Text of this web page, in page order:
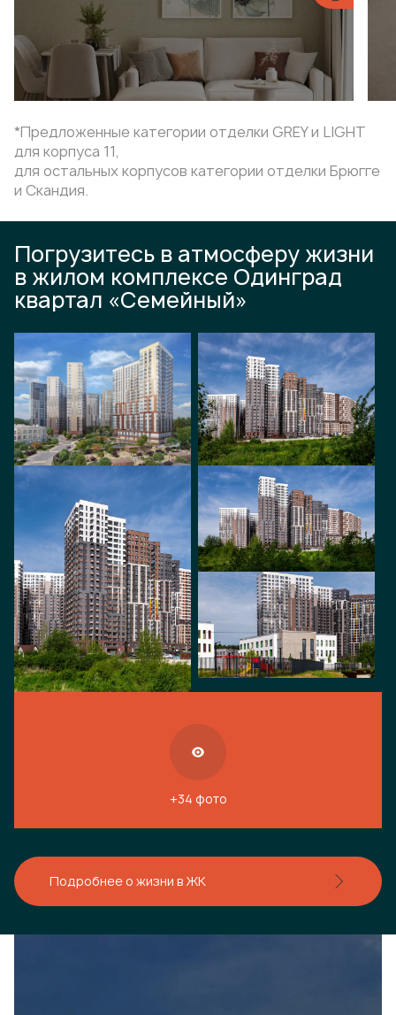
*Предложенные категории отделки GREY и LIGHT
для корпуса 11,
для остальных корпусов категории отделки Брюгге
и Скандия.
Погрузитесь в атмосферу жизни
в жилом комплексе Одинград
квартал «Семейный»
+34 фото
Подробнее о жизни в ЖК